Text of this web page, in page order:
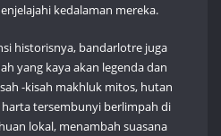
kedalaman mereka.
historisnya, bandarlotre juga
yang kaya akan legenda dan
-kisah makhluk mitos, hutan
tersembunyi berlimpah di
lokal, menambah suasana